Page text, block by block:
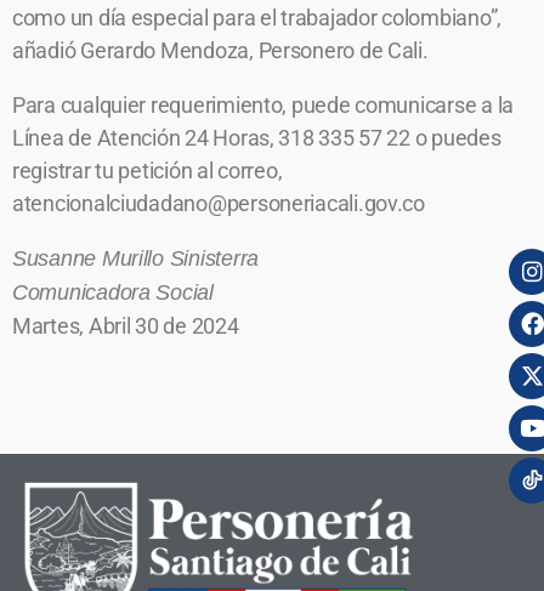
como un día especial para el trabajador colombiano”,
añadió Gerardo Mendoza, Personero de Cali.
Para cualquier requerimiento, puede comunicarse a la
Línea de Atención 24 Horas, 318 335 57 22 o puedes
registrar tu petición al correo,
atencionalciudadano@personeriacali.gov.co
Susanne Murillo Sinisterra
Comunicadora Social
Martes, Abril 30 de 2024